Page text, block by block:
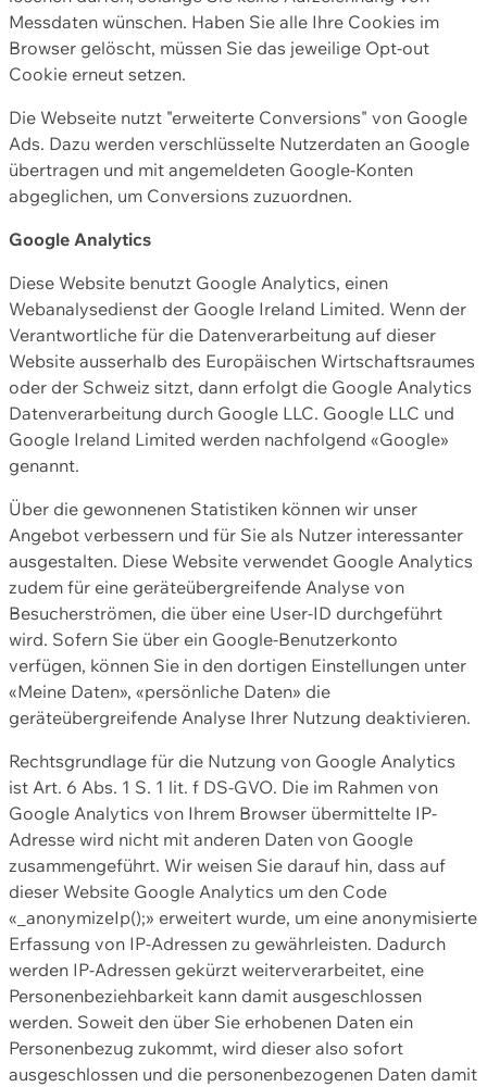
Messdaten wünschen. Haben Sie alle Ihre Cookies im
Browser gelöscht, müssen Sie das jeweilige Opt-out
Cookie erneut setzen.
Die Webseite nutzt "erweiterte Conversions" von Google
Ads. Dazu werden verschlüsselte Nutzerdaten an Google
übertragen und mit angemeldeten Google-Konten
abgeglichen, um Conversions zuzuordnen.
Google Analytics
Diese Website benutzt Google Analytics, einen
Webanalysedienst der Google Ireland Limited. Wenn der
Verantwortliche für die Datenverarbeitung auf dieser
Website ausserhalb des Europäischen Wirtschaftsraumes
oder der Schweiz sitzt, dann erfolgt die Google Analytics
Datenverarbeitung durch Google LLC. Google LLC und
Google Ireland Limited werden nachfolgend «Google»
genannt.
Über die gewonnenen Statistiken können wir unser
Angebot verbessern und für Sie als Nutzer interessanter
ausgestalten. Diese Website verwendet Google Analytics
zudem für eine geräteübergreifende Analyse von
Besucherströmen, die über eine User-ID durchgeführt
wird. Sofern Sie über ein Google-Benutzerkonto
verfügen, können Sie in den dortigen Einstellungen unter
«Meine Daten», «persönliche Daten» die
geräteübergreifende Analyse Ihrer Nutzung deaktivieren.
Rechtsgrundlage für die Nutzung von Google Analytics
ist Art. 6 Abs. 1 S. 1 lit. f DS-GVO. Die im Rahmen von
Google Analytics von Ihrem Browser übermittelte IP-
Adresse wird nicht mit anderen Daten von Google
zusammengeführt. Wir weisen Sie darauf hin, dass auf
dieser Website Google Analytics um den Code
«_anonymizeIp();» erweitert wurde, um eine anonymisierte
Erfassung von IP-Adressen zu gewährleisten. Dadurch
werden IP-Adressen gekürzt weiterverarbeitet, eine
Personenbeziehbarkeit kann damit ausgeschlossen
werden. Soweit den über Sie erhobenen Daten ein
Personenbezug zukommt, wird dieser also sofort
ausgeschlossen und die personenbezogenen Daten damit